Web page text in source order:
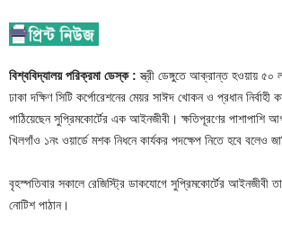
বিশ্ববিদ্যালয় পরিক্রমা ডেস্ক : স্ত্রী ডেঙ্গুতে আক্রান্ত হওয়ায় ৫০
ঢাকা দক্ষিণ সিটি কর্পোরেশনের মেয়র সাঈদ খোকন ও প্রধান নির্বাহী
পাঠিয়েছেন সুপ্রিমকোর্টের এক আইনজীবী। ক্ষতিপূরণের পাশাপাশি
খিলগাঁও ১নং ওয়ার্ডে মশক নিধনে কার্যকর পদক্ষেপ নিতে হবে বলেও
বৃহস্পতিবার সকালে রেজিস্ট্রি ডাকযোগে সুপ্রিমকোর্টের আইনজীবী
নোটিশ পাঠান।